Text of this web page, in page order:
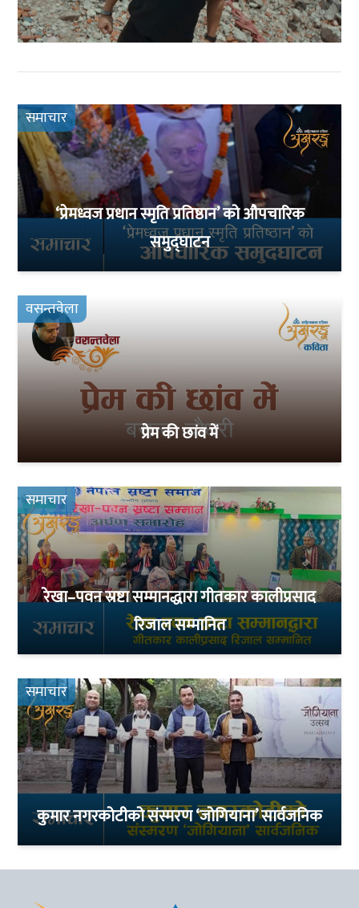
समाचार
‘प्रेमध्वज प्रधान स्मृति प्रतिष्ठान’ को औपचारिक
समुद्घाटन
वसन्तवेला
प्रेम की छांव में
समाचार
रेखा–पवन स्रष्टा सम्मानद्धारा गीतकार कालीप्रसाद
रिजाल सम्मानित
समाचार
कुमार नगरकोटीको संस्मरण ‘जोगियाना’ सार्वजनिक